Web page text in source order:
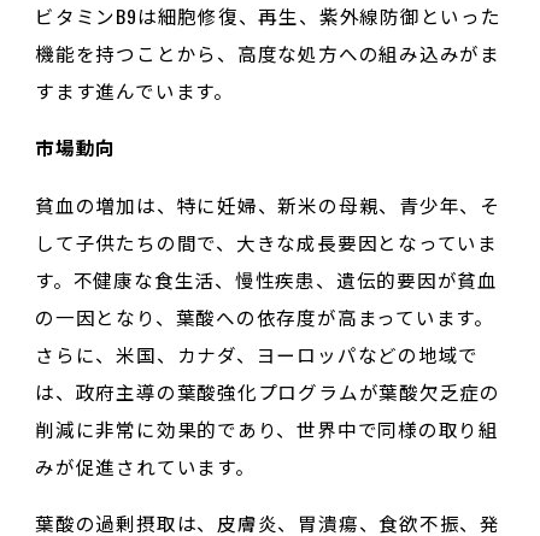
ビタミンB9は細胞修復、再生、紫外線防御といった
機能を持つことから、高度な処方への組み込みがま
すます進んでいます。
市場動向
貧血の増加は、特に妊婦、新米の母親、青少年、そ
して子供たちの間で、大きな成長要因となっていま
す。不健康な食生活、慢性疾患、遺伝的要因が貧血
の一因となり、葉酸への依存度が高まっています。
さらに、米国、カナダ、ヨーロッパなどの地域で
は、政府主導の葉酸強化プログラムが葉酸欠乏症の
削減に非常に効果的であり、世界中で同様の取り組
みが促進されています。
葉酸の過剰摂取は、皮膚炎、胃潰瘍、食欲不振、発